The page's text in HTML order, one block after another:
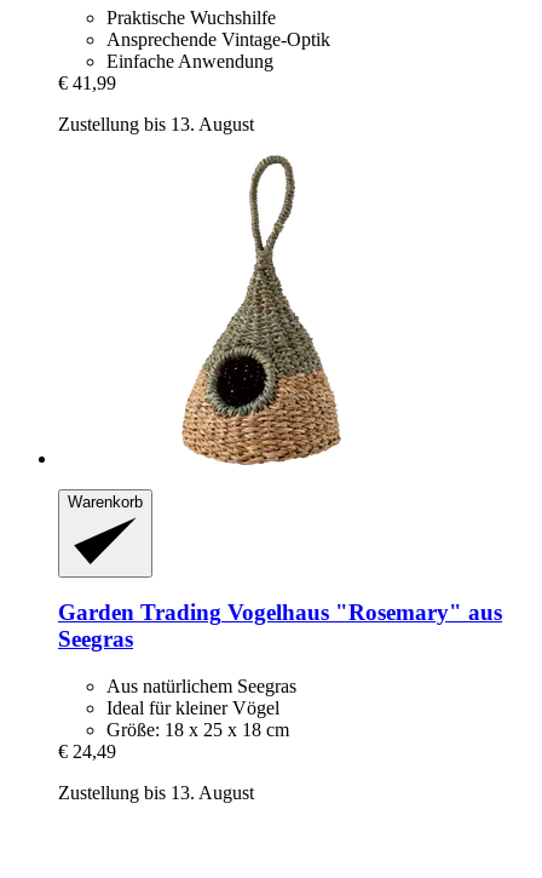
Praktische Wuchshilfe
Ansprechende Vintage-Optik
Einfache Anwendung
€ 41,99
Zustellung bis 13. August
Warenkorb
Garden Trading Vogelhaus "Rosemary" aus
Seegras
Aus natürlichem Seegras
Ideal für kleiner Vögel
Größe: 18 x 25 x 18 cm
€ 24,49
Zustellung bis 13. August